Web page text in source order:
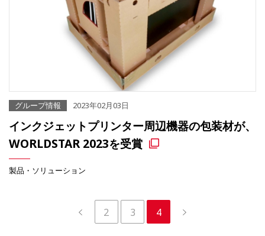
グループ情報 2023年02月03日
インクジェットプリンター周辺機器の包装材が、
WORLDSTAR 2023を受賞
製品・ソリューション
2 3 4